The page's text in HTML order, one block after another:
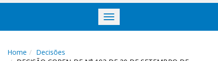
Toggle
navigation
Home
Decisões